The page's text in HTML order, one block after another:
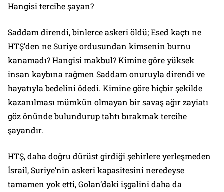
Hangisi tercihe şayan?
Saddam direndi, binlerce askeri öldü; Esed kaçtı ne
HTŞ’den ne Suriye ordusundan kimsenin burnu
kanamadı? Hangisi makbul? Kimine göre yüksek
insan kaybına rağmen Saddam onuruyla direndi ve
hayatıyla bedelini ödedi. Kimine göre hiçbir şekilde
kazanılması mümkün olmayan bir savaş ağır zayiatı
göz önünde bulundurup tahtı bırakmak tercihe
şayandır.
HTŞ, daha doğru dürüst girdiği şehirlere yerleşmeden
İsrail, Suriye’nin askeri kapasitesini neredeyse
tamamen yok etti, Golan’daki işgalini daha da